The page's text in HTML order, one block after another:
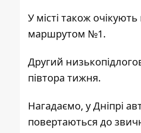
У місті також
маршрутом №1.
Другий
півтора тижня.
Нагадаємо, у Дніпрі
повертаються до